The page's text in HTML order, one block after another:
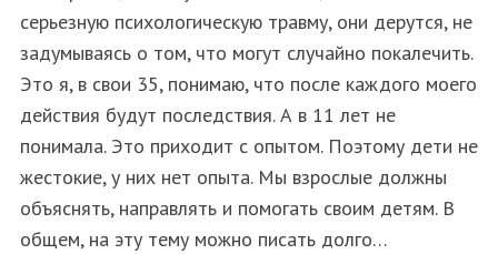
серьезную психологическую травму, они дерутся, не
задумываясь о том, что могут случайно покалечить.
Это я, в свои 35, понимаю, что после каждого моего
действия будут последствия. А в 11 лет не
понимала. Это приходит с опытом. Поэтому дети не
жестокие, у них нет опыта. Мы взрослые должны
объяснять, направлять и помогать своим детям. В
общем, на эту тему можно писать долго…